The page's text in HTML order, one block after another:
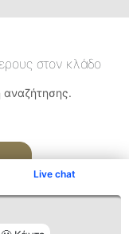
Live chat
στον κλάδο
αναζήτησης.